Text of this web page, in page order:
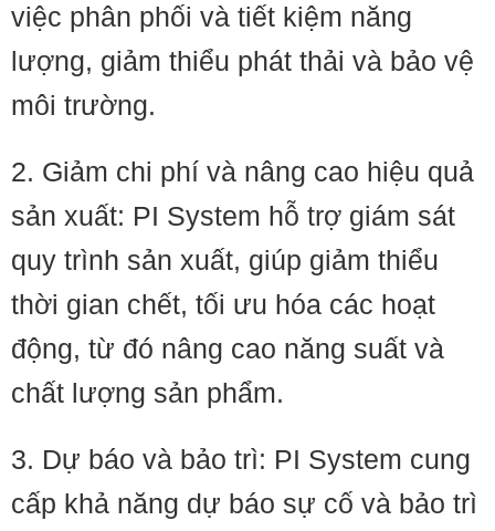
việc phân phối và tiết kiệm năng
lượng, giảm thiểu phát thải và bảo vệ
môi trường.
2. Giảm chi phí và nâng cao hiệu quả
sản xuất: PI System hỗ trợ giám sát
quy trình sản xuất, giúp giảm thiểu
thời gian chết, tối ưu hóa các hoạt
động, từ đó nâng cao năng suất và
chất lượng sản phẩm.
3. Dự báo và bảo trì: PI System cung
cấp khả năng dự báo sự cố và bảo trì